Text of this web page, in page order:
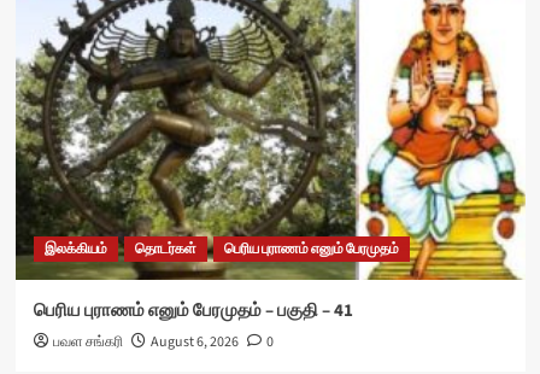
இலக்கியம் தொடர்கள் பெரிய புராணம் எனும் பேரமுதம்
பெரிய புராணம் எனும் பேரமுதம் – பகுதி – 41
பவள சங்கரி August 6, 2026 0